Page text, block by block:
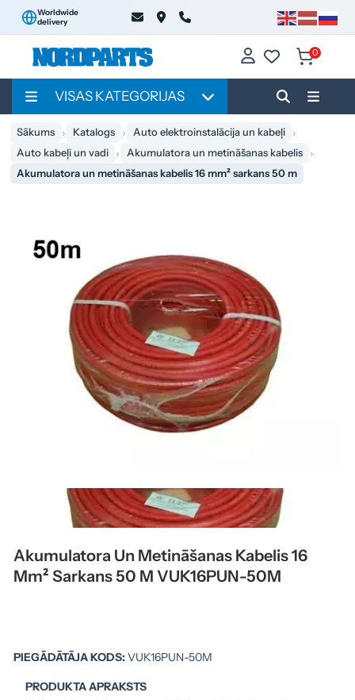
Worldwide
delivery
0
VISAS KATEGORIJAS
Sākums Katalogs
Auto elektroinstalācija un kabeļi
Auto kabeļi un vadi
Akumulatora un metināšanas kabelis
Akumulatora un metināšanas kabelis 16 mm² sarkans 50 m
Akumulatora Un Metināšanas Kabelis 16
Mm² Sarkans 50 M VUK16PUN-50M
PIEGĀDĀTĀJA KODS:VUK16PUN-50M
PRODUKTA APRAKSTS